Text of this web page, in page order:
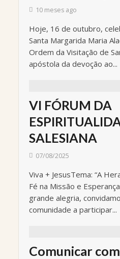
10 meses ago
Hoje, 16 de outubro,
Santa Margarida Maria
Ordem da Visitação de
apóstola da devoção ao...
VI FÓRUM DA
SALESIANA
07/08/2025
Viva + JesusTema: “A
Fé na Missão e
grande alegria,
comunidade a participar...
Comunicar